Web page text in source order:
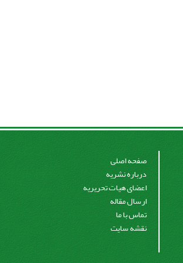
صفحه اصلی
درباره نشریه
اعضای هیات تحریریه
ارسال مقاله
تماس با ما
نقشه سایت